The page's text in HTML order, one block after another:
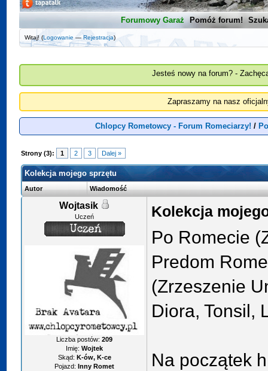
Forumowy Garaż Pomóż forum!
Witaj! (Logowanie —Rejestracja)
Jesteś nowy na forum? -
Zapraszamy na nasz
Chlopcy Rometowcy - Forum Romeciarzy! /
Strony (3): 1 2 3 Dalej »
Kolekcja mojego sprzętu
Autor Wiadomość
Wojtasik
Uczeń
Liczba postów:209
Imię: Wojtek
Skąd: K-ów, K-ce
Pojazd: Inny Romet
Kolekcja
Po Romecie
Predom
(Zrzeszenie
Diora, Tonsil,
Na początek